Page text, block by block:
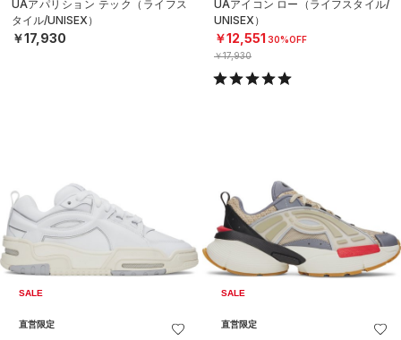
UAアパリション テック（ライフス
タイル/UNISEX）
￥17,930
UAアイコン ロー（ライフスタイル/
UNISEX）
￥12,551 30%OFF
￥17,930
SALE
直営限定
SALE
直営限定